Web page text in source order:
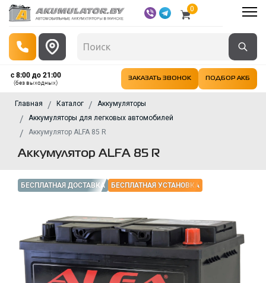
0
с 8:00 до 21:00
(без выходных)
ЗАКАЗАТЬ ЗВОНОК ПОДБОР АКБ
Главная Каталог
Аккумуляторы
Аккумуляторы для легковых автомобилей
Аккумулятор ALFA 85 R
Аккумулятор ALFA 85 R
БЕСПЛАТНАЯ ДОСТАВКА БЕСПЛАТНАЯ УСТАНОВКА